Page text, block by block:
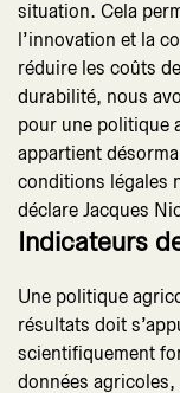
situation. Cela
l’innovation et la
réduire les coûts
durabilité, nous
pour une politique
appartient
conditions légales
déclare Jacques
Indicateurs
Une politique
résultats doit
scientifiquement
données